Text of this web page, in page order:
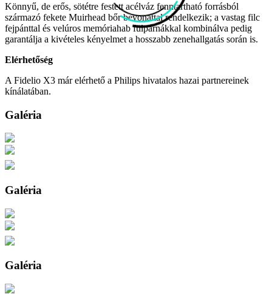
Könnyű, de erős, sötétre festett acélváz fenntartható forrásból
származó fekete Muirhead bőr bevonattal rendelkezik; a vastag filc
fejpánttal és velúros memóriahab fülpárnákkal kombinálva pedig
garantálja a kivételes kényelmet a hosszabb zenehallgatás során is.​​​​​​​
Elérhetőség
A Fidelio X3 már elérhető a Philips hivatalos hazai partnereinek
kínálatában.
Galéria
Galéria
Galéria